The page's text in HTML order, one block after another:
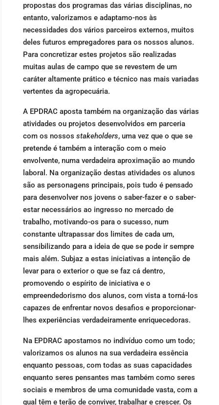
propostas dos programas das várias disciplinas, no
entanto, valorizamos e adaptamo-nos às
necessidades dos vários parceiros externos, muitos
deles futuros empregadores para os nossos alunos.
Para concretizar estes projetos são realizadas
muitas aulas de campo que se revestem de um
caráter altamente prático e técnico nas mais variadas
vertentes da agropecuária.
A EPDRAC aposta também na organização das várias
atividades ou projetos desenvolvidos em parceria
com os nossos stakeholders, uma vez que o que se
pretende é também a interação com o meio
envolvente, numa verdadeira aproximação ao mundo
laboral. Na organização destas atividades os alunos
são as personagens principais, pois tudo é pensado
para desenvolver nos jovens o saber-fazer e o saber-
estar necessários ao ingresso no mercado de
trabalho, motivando-os para o sucesso, num
constante ultrapassar dos limites de cada um,
sensibilizando para a ideia de que se pode ir sempre
mais além. Subjaz a estas iniciativas a intenção de
levar para o exterior o que se faz cá dentro,
promovendo o espírito de iniciativa e o
empreendedorismo dos alunos, com vista a torná-los
capazes de enfrentar novos desafios e proporcionar-
lhes experiências verdadeiramente enriquecedoras.
Na EPDRAC apostamos no indivíduo como um todo;
valorizamos os alunos na sua verdadeira essência
enquanto pessoas, com todas as suas capacidades
enquanto seres pensantes mas também como seres
sociais e membros de uma comunidade vasta, com a
qual têm e terão de conviver, trabalhar e crescer. Os